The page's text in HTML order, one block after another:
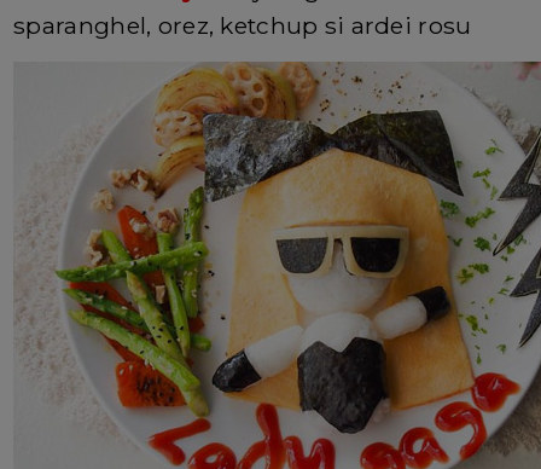
sparanghel, orez, ketchup si ardei rosu